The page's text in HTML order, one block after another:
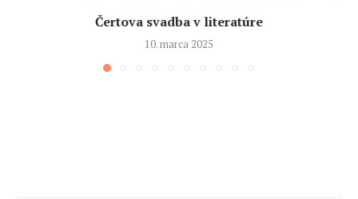
Čertova svadba v literatúre
10. marca 2025